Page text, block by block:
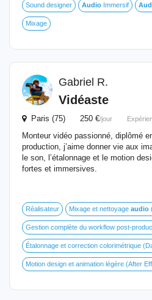
Sound designer Audio Immersif
Mixage
Gabriel R.
Vidéaste
Paris (75) 250 €/jour
Monteur vidéo passionné, diplômé
production, j’aime donner vie aux
le son, l’étalonnage et le motion
fortes et immersives.
Réalisateur Mixage et nettoyage audio
Gestion complète du workflow post-
Étalonnage et correction colorimétrique
Motion design et animation légère (After